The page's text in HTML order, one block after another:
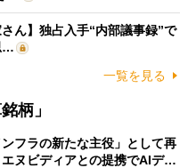
ん】独占入手“内部議事録”で
…
一覧を見る
柄」
フラの新たな主役」として再
ヌビディアとの提携でAIデ…